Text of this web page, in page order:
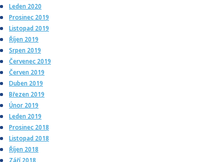
Leden 2020
Prosinec 2019
Listopad 2019
Říjen 2019
Srpen 2019
Červenec 2019
Červen 2019
Duben 2019
Březen 2019
Únor 2019
Leden 2019
Prosinec 2018
Listopad 2018
Říjen 2018
Září 2018